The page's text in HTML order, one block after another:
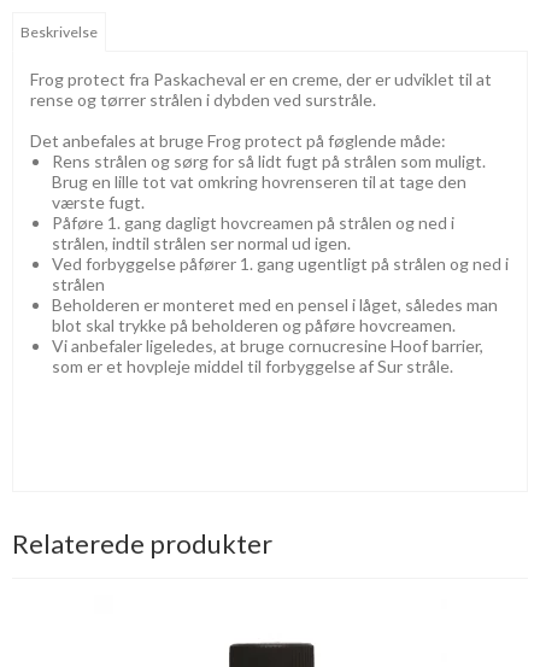
Beskrivelse
Frog protect fra Paskacheval er en creme, der er udviklet til at
rense og tørrer strålen i dybden ved surstråle.
Det anbefales at bruge Frog protect på føglende måde:
Rens strålen og sørg for så lidt fugt på strålen som muligt.
Brug en lille tot vat omkring hovrenseren til at tage den
værste fugt.
Påføre 1. gang dagligt hovcreamen på strålen og ned i
strålen, indtil strålen ser normal ud igen.
Ved forbyggelse påfører 1. gang ugentligt på strålen og ned i
strålen
Beholderen er monteret med en pensel i låget, således man
blot skal trykke på beholderen og påføre hovcreamen.
Vi anbefaler ligeledes, at bruge cornucresine Hoof barrier,
som er et hovpleje middel til forbyggelse af Sur stråle.
Relaterede produkter